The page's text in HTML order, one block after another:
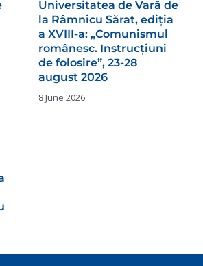
Universitatea de Vară de
la Râmnicu Sărat, ediția
a XVIII-a: „Comunismul
românesc. Instrucțiuni
de folosire”, 23-28
august 2026
8 June 2026